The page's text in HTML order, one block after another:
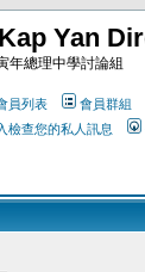
Yan
年總理中學討論組
員列表 會員群組
檢查您的私人訊息